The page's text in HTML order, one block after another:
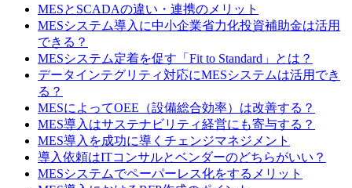
MESとSCADAの違い・連携のメリット
MESシステム導入に中小企業省力化投資補助金は活用
できる？
MESシステム定着を促す「Fit to Standard」とは？
データインテグリティ対応にMESシステムは活用でき
る？
MESによってOEE（設備総合効率）は改善する？
MES導入はサステナビリティ経営にも寄与する？
MES導入を成功に導くチェンジマネジメント
導入依頼はITコンサルとベンダーのどちらがいい？
MESシステムでペーパーレス化をするメリット